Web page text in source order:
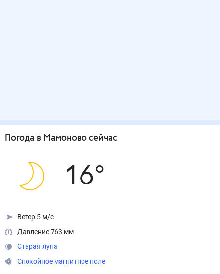
Погода в Мамоново сейчас
16°
Ветер 5 м/с
Давление 763 мм
Старая луна
Спокойное магнитное поле